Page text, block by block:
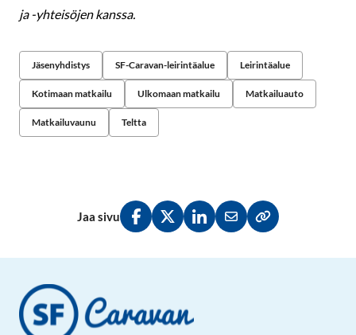
ja -yhteisöjen kanssa.
Jäsenyhdistys SF-Caravan-leirintäalue Leirintäalue
Kotimaan matkailu Ulkomaan matkailu Matkailuauto
Matkailuvaunu Teltta
Jaa sivu
Jaa Facebookissa
Jaa Twitterissä
Jaa LinkedInissä
Jaa sähköpostitse
Kopioi linkki